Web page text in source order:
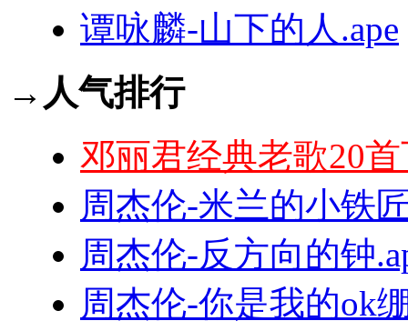
谭咏麟-山下的人.ape
→人气排行
邓丽君经典老歌20
周杰伦-米兰的小铁
周杰伦-反方向的钟
周杰伦-你是我的ok